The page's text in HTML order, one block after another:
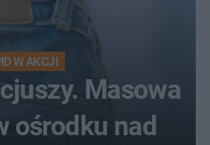
W AKCJI
Masowa
ośrodku nad